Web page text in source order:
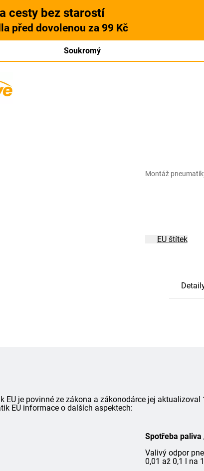
cesty bez starostí
před dovolenou za 99 Kč
Soukromý
Montáž
EU štítek
EU je povinné ze zákona a zákonodárce jej
EU informace o dalších aspektech:
Spotřeba
Valivý odpor
0,01 až 0,1 l na